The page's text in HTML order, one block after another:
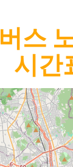
버스
시간